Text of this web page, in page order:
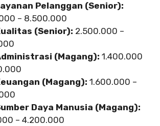
Pelanggan (Senior):
– 8.500.000
(Senior): 2.500.000 –
(Magang): 1.400.000
(Magang): 1.600.000 –
Daya Manusia (Magang):
– 4.200.000